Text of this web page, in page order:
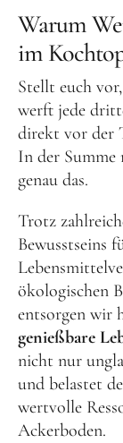
Unser
Warum
im
Stellt euch
werft jede
direkt vor der
In der Summe
genau das.
Trotz
Bewusstseins
ökologischen
entsorgen wir
genießbare
nicht nur
und belastet
wertvolle
Ackerboden.